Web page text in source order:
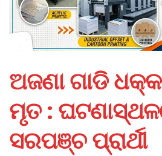
ଅଜଣା ଗାଡି
ମୃତ :
ସରପଞ୍ଚ ପ୍ରାର୍ଥୀ